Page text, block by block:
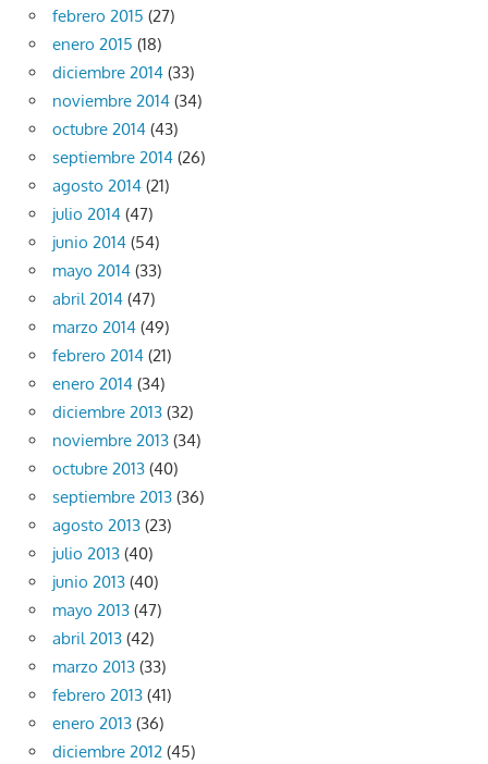
febrero 2015 (27)
enero 2015 (18)
diciembre 2014 (33)
noviembre 2014 (34)
octubre 2014 (43)
septiembre 2014 (26)
agosto 2014 (21)
julio 2014 (47)
junio 2014 (54)
mayo 2014 (33)
abril 2014 (47)
marzo 2014 (49)
febrero 2014 (21)
enero 2014 (34)
diciembre 2013 (32)
noviembre 2013 (34)
octubre 2013 (40)
septiembre 2013 (36)
agosto 2013 (23)
julio 2013 (40)
junio 2013 (40)
mayo 2013 (47)
abril 2013 (42)
marzo 2013 (33)
febrero 2013 (41)
enero 2013 (36)
diciembre 2012 (45)